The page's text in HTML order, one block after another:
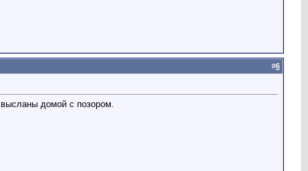
#6
домой с позором.